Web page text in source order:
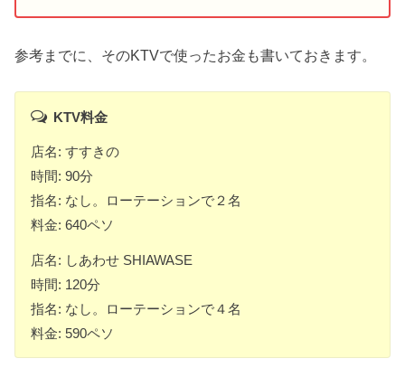
参考までに、そのKTVで使ったお金も書いておきます。
KTV料金
店名: すすきの
時間: 90分
指名: なし。ローテーションで２名
料金: 640ペソ
店名: しあわせ SHIAWASE
時間: 120分
指名: なし。ローテーションで４名
料金: 590ペソ